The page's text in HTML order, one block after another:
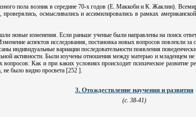
пола возник в середине 70-х годов (Е. Маккоби и К. Жаклин).
проверялись, осмысливались и ассимилировались в рамках
новые изменения. Если раньше ученые были направлены на поиск
аспектов исследования, постановка новых вопросов повлекли
индивидуальные вариации последовательности появления
активности. Были изучены отношения между матерью и младенцем
Как и при каких условиях происходит психическое развитие
было видно просвета [252 ].
3. Отождествление научения и развития
(с. 38-41)